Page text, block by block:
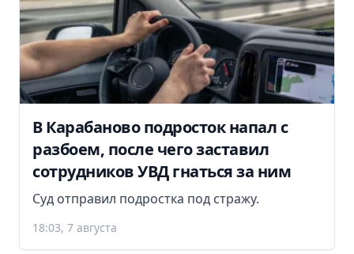
В Карабаново подросток напал с
разбоем, после чего заставил
сотрудников УВД гнаться за ним
Суд отправил подростка под стражу.
18:03, 7 августа